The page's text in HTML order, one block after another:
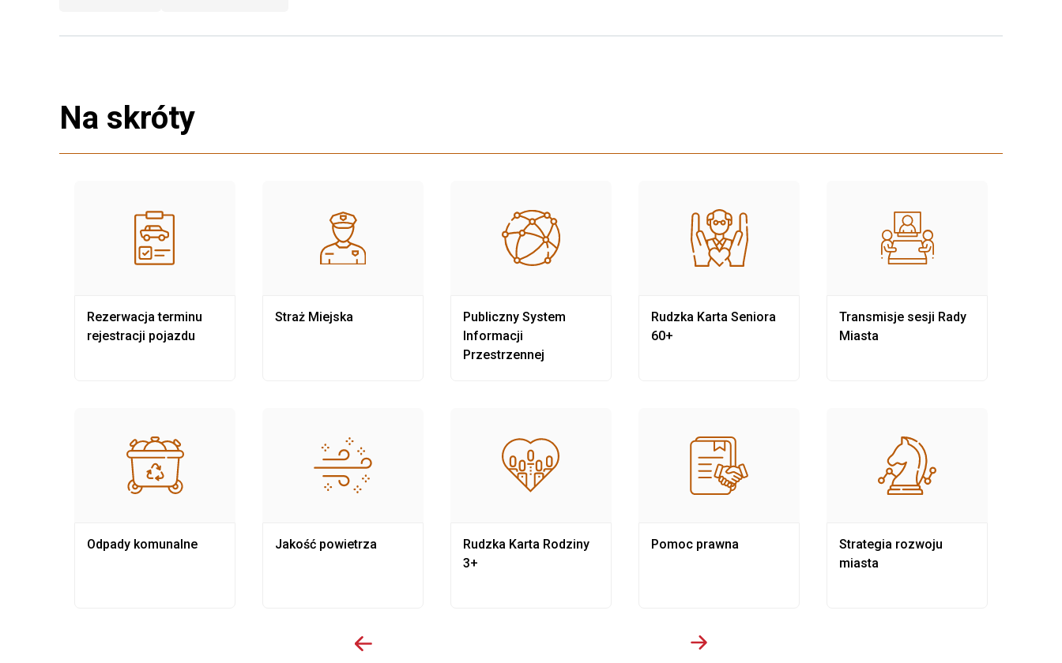
Na skróty
Rezerwacja terminu
rejestracji pojazdu
Odpady komunalne
Straż Miejska
Jakość powietrza
Publiczny System
Informacji
Przestrzennej
Rudzka Karta Rodziny
3+
Rudzka Karta Seniora
60+
Pomoc prawna
Transmisje sesji Rady
Miasta
Strategia rozwoju
miasta